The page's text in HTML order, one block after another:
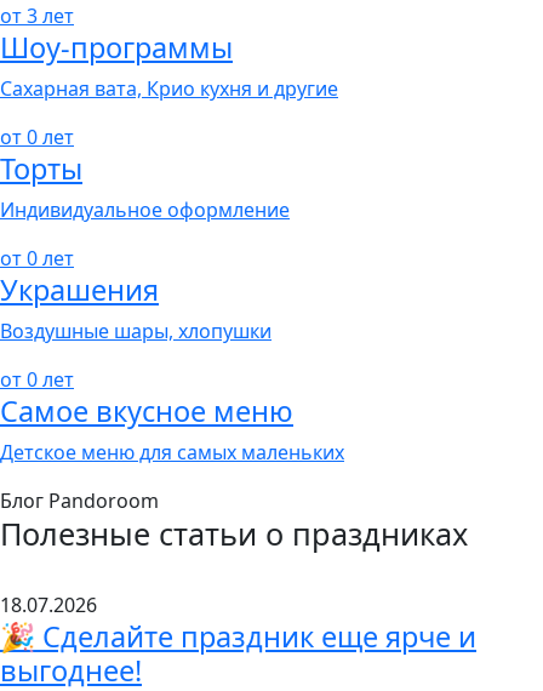
от 3 лет
Шоу-программы
Сахарная вата, Крио кухня и другие
от 0 лет
Торты
Индивидуальное оформление
от 0 лет
Украшения
Воздушные шары, хлопушки
от 0 лет
Самое вкусное меню
Детское меню для самых маленьких
Блог Pandoroom
Полезные статьи о праздниках
18.07.2026
🎉 Сделайте праздник еще ярче и
выгоднее!